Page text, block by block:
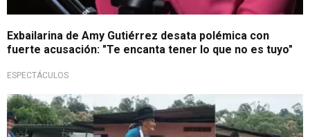
Exbailarina de Amy Gutiérrez desata polémica con
fuerte acusación: "Te encanta tener lo que no es tuyo"
ESPECTÁCULOS
Tendencia en TikTok